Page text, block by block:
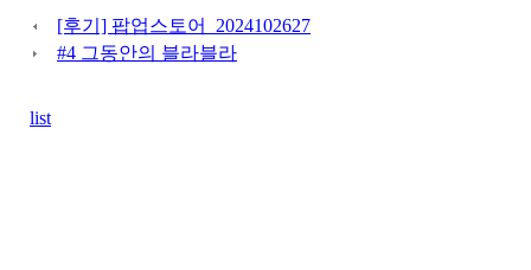
[후기] 팝업스토어_2024102627
#4 그동안의 블라블라
list